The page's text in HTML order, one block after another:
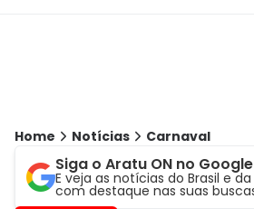
Home Notícias Carnaval
Siga o Aratu ON no Google
E veja as notícias do Brasil e da
com destaque nas suas